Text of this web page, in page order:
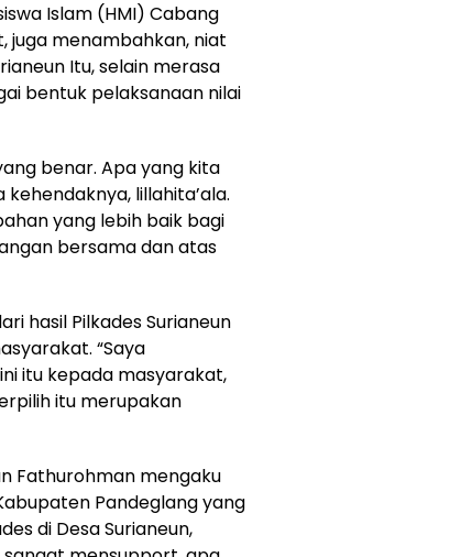
Islam (HMI) Cabang
juga menambahkan, niat
Itu, selain merasa
bentuk pelaksanaan nilai
benar. Apa yang kita
lillahita’ala.
yang lebih baik bagi
bersama dan atas
hasil Pilkades Surianeun
“Saya
itu kepada masyarakat,
itu merupakan
Fathurohman mengaku
Pandeglang yang
di Desa Surianeun,